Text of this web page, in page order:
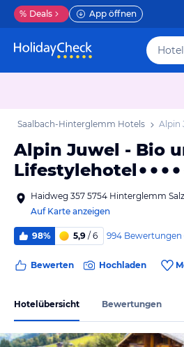
% Deals App öffnen
Saalbach-Hinterglemm Hotels Alpin
Alpin Juwel - Bio
Lifestylehotel
Haidweg 357 5754 Hinterglemm
Auf Karte anzeigen
98% 5,9 / 6 994 Bewertungen
Bewerten Hochladen
Hotelübersicht Bewertungen